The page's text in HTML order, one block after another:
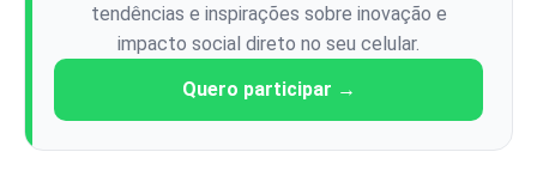
tendências e inspirações sobre inovação e
impacto social direto no seu celular.
Quero participar →